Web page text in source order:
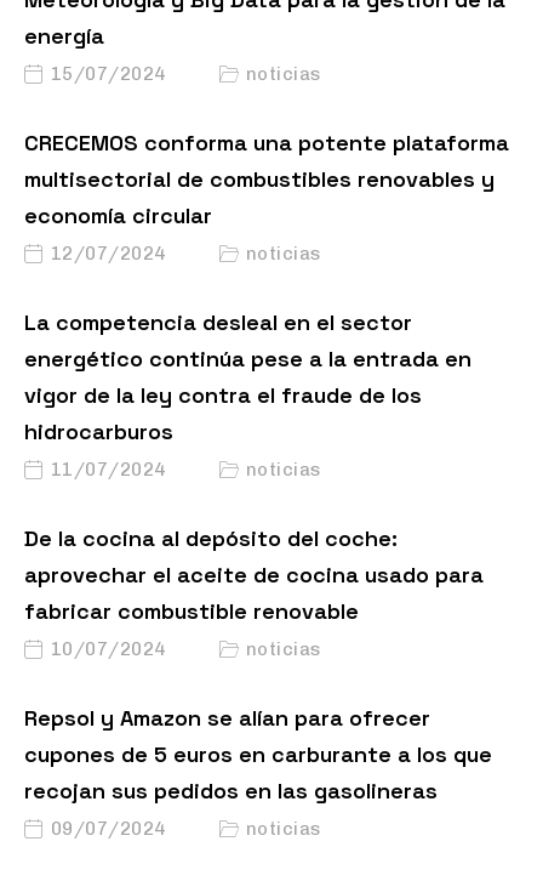
energía
15/07/2024 noticias
CRECEMOS conforma una potente plataforma
multisectorial de combustibles renovables y
economía circular
12/07/2024 noticias
La competencia desleal en el sector
energético continúa pese a la entrada en
vigor de la ley contra el fraude de los
hidrocarburos
11/07/2024 noticias
De la cocina al depósito del coche:
aprovechar el aceite de cocina usado para
fabricar combustible renovable
10/07/2024 noticias
Repsol y Amazon se alían para ofrecer
cupones de 5 euros en carburante a los que
recojan sus pedidos en las gasolineras
09/07/2024 noticias